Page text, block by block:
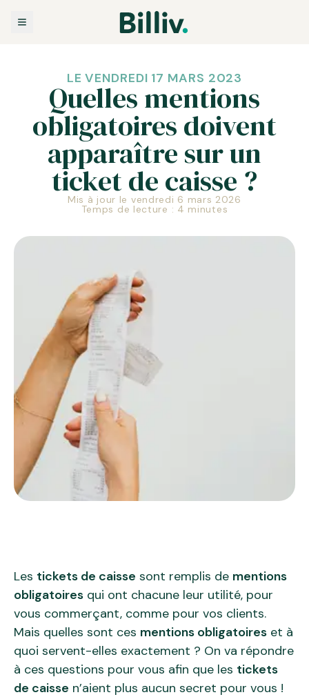
LE VENDREDI 17 MARS 2023
Quelles mentions
obligatoires doivent
apparaître sur un
ticket de caisse ?
Mis à jour le vendredi 6 mars 2026
Temps de lecture : 4 minutes
Les tickets de caisse sont remplis de mentions
obligatoires qui ont chacune leur utilité, pour
vous commerçant, comme pour vos clients.
Mais quelles sont ces mentions obligatoires et à
quoi servent-elles exactement ? On va répondre
à ces questions pour vous afin que les tickets
de caisse n’aient plus aucun secret pour vous !